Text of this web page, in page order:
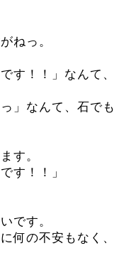
ねっ。
です！！」なんて
っ」なんて、石で
す。
す！！」
です。
何の不安もなく